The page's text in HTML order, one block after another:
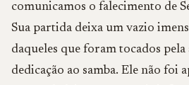
comunicamos o falecimento de
Sua partida deixa um vazio
daqueles que foram tocados pela
dedicação ao samba. Ele não foi